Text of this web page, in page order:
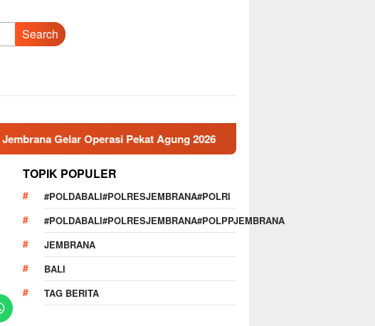
Search
Gelar Operasi Pekat Agung 2026 Memperkuat
TOPIK POPULER
#POLDABALI#POLRESJEMBRANA#POLRI
#POLDABALI#POLRESJEMBRANA#POLPPJEMBRANA
JEMBRANA
BALI
TAG BERITA